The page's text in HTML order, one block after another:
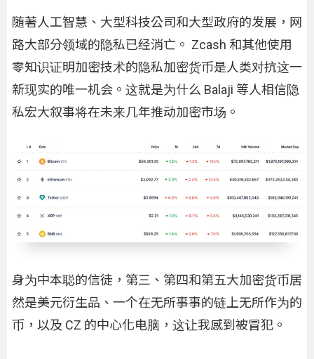
随著人工智慧、大型科技公司和大型政府的发展，网
路大部分领域的隐私已经消亡。 Zcash 和其他使用
零知识证明加密技术的隐私加密货币是人类对抗这一
新现实的唯一机会。这就是为什么 Balaji 等人相信隐
私宏大叙事将在未来几年推动加密市场。
身为中本聪的信徒，第三、第四和第五大加密货币居
然是美元衍生品、一个在无所事事的链上无所作为的
币，以及 CZ 的中心化电脑，这让我感到被冒犯。